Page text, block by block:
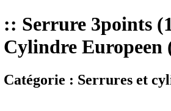
:: Serrure 3points
Cylindre
Catégorie : Serrures et